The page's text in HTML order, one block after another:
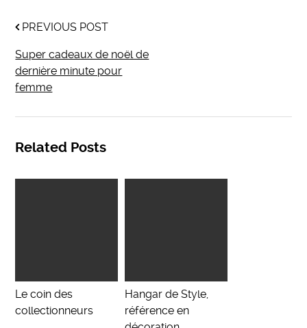
PREVIOUS POST
Super cadeaux de noël de
dernière minute pour
femme
Related Posts
Le coin des
collectionneurs
Hangar de Style,
référence en